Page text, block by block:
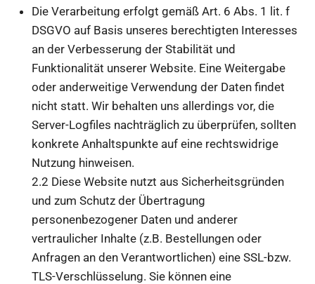
Die Verarbeitung erfolgt gemäß Art. 6 Abs. 1 lit. f
DSGVO auf Basis unseres berechtigten Interesses
an der Verbesserung der Stabilität und
Funktionalität unserer Website. Eine Weitergabe
oder anderweitige Verwendung der Daten findet
nicht statt. Wir behalten uns allerdings vor, die
Server-Logfiles nachträglich zu überprüfen, sollten
konkrete Anhaltspunkte auf eine rechtswidrige
Nutzung hinweisen.
2.2 Diese Website nutzt aus Sicherheitsgründen
und zum Schutz der Übertragung
personenbezogener Daten und anderer
vertraulicher Inhalte (z.B. Bestellungen oder
Anfragen an den Verantwortlichen) eine SSL-bzw.
TLS-Verschlüsselung. Sie können eine